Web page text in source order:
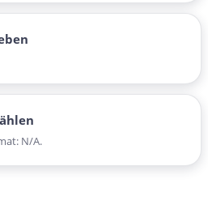
N/A.